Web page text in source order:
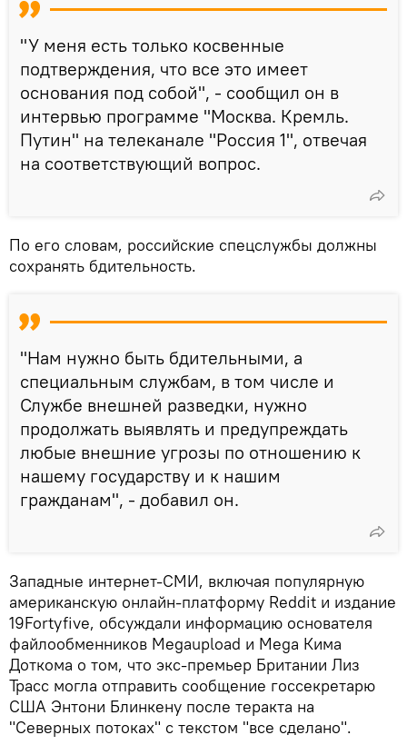
"У меня есть только косвенные
подтверждения, что все это имеет
основания под собой", - сообщил он в
интервью программе "Москва. Кремль.
Путин" на телеканале "Россия 1", отвечая
на соответствующий вопрос.
По его словам, российские спецслужбы должны
сохранять бдительность.
"Нам нужно быть бдительными, а
специальным службам, в том числе и
Службе внешней разведки, нужно
продолжать выявлять и предупреждать
любые внешние угрозы по отношению к
нашему государству и к нашим
гражданам", - добавил он.
Западные интернет-СМИ, включая популярную
американскую онлайн-платформу Reddit и издание
19Fortyfive, обсуждали информацию основателя
файлообменников Megaupload и Mega Кима
Доткома о том, что экс-премьер Британии Лиз
Трасс могла отправить сообщение госсекретарю
США Энтони Блинкену после теракта на
"Северных потоках" с текстом "все сделано".